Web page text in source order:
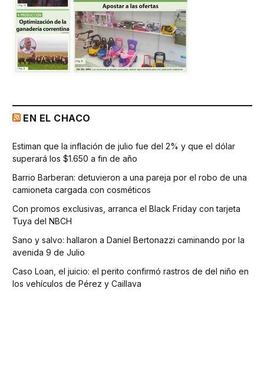
EN EL CHACO
Estiman que la inflación de julio fue del 2% y que el dólar
superará los $1.650 a fin de año
Barrio Barberan: detuvieron a una pareja por el robo de una
camioneta cargada con cosméticos
Con promos exclusivas, arranca el Black Friday con tarjeta
Tuya del NBCH
Sano y salvo: hallaron a Daniel Bertonazzi caminando por la
avenida 9 de Julio
Caso Loan, el juicio: el perito confirmó rastros de del niño en
los vehículos de Pérez y Caillava